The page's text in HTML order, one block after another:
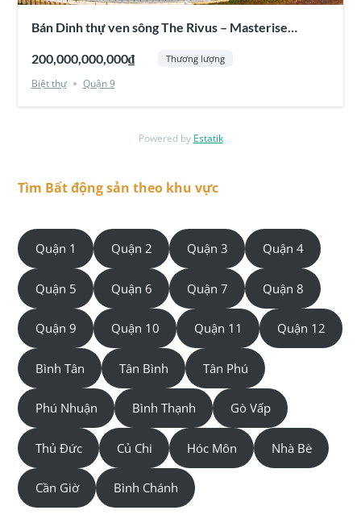
Bán Dinh thự ven sông The Rivus – Masterise
200,000,000,000₫ Thương lượng
Biệt thự Quận 9
Powered by Estatik
Tìm Bất động sản theo khu vực
Quận 1 Quận 2 Quận 3 Quận 4
Quận 5 Quận 6 Quận 7 Quận 8
Quận 9 Quận 10 Quận 11 Quận 12
Bình Tân Tân Bình Tân Phú
Phú Nhuận Bình Thạnh Gò Vấp
Thủ Đức Củ Chi Hóc Môn Nhà Bè
Cần Giờ Bình Chánh